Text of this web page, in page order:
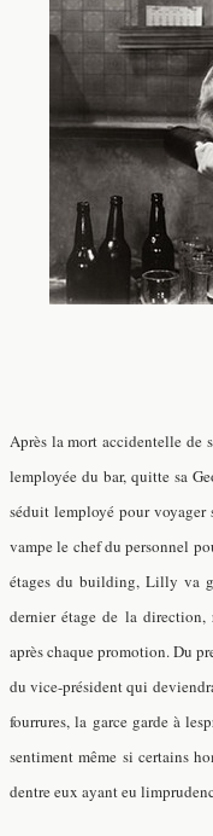
Après la mort accidentelle de
lemployée du bar, quitte sa
séduit lemployé pour
vampe le chef du personnel
étages du building, Lilly va
dernier étage de la direction,
après chaque promotion. Du
du vice-président qui
fourrures, la garce garde à
sentiment même si certains
dentre eux ayant eu